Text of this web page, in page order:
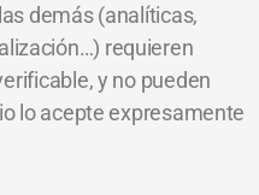
demás (analíticas,
requieren
y no pueden
lo acepte expresamente